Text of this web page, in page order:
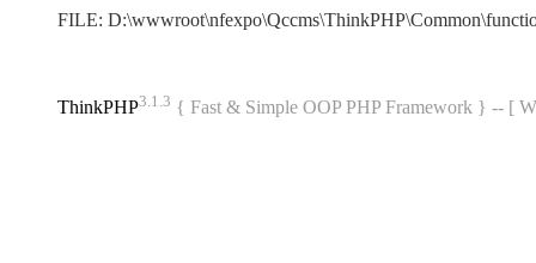
FILE:
ThinkPHP3.1.3 { Fast & Simple OOP PHP Framework } -- [